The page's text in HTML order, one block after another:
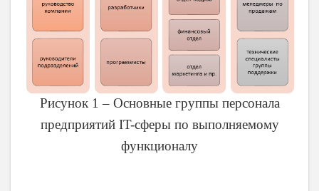
Рисунок 1 – Основные группы персонала
предприятий IT-сферы по выполняемому
функционалу